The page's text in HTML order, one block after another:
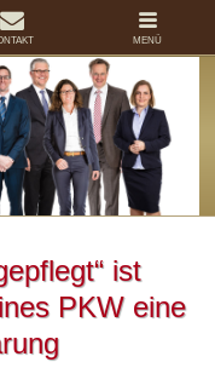
ist
PKW eine
MENÜ